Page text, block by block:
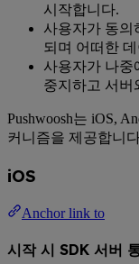
시작합니다.
사용자가 동의
되며 어떠한
사용자가 나중
중지하고 서버
Pushwoosh는 iOS,
커니즘을 제공합니
iOS
Anchor link to
시작 시 SDK 서버